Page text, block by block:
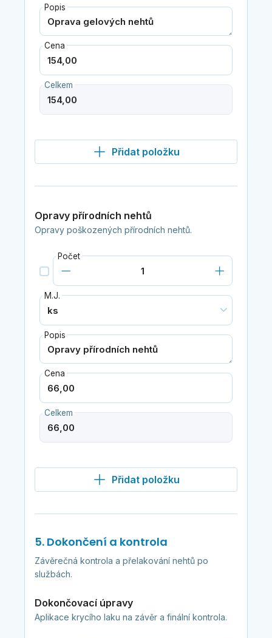
Popis
Cena
Celkem
Přidat položku
Opravy přírodních nehtů
Opravy poškozených přírodních nehtů.
Počet
M.J.
Popis
Cena
Celkem
Přidat položku
5. Dokončení a kontrola
Závěrečná kontrola a přelakování nehtů po
službách.
Dokončovací úpravy
Aplikace krycího laku na závěr a finální kontrola.